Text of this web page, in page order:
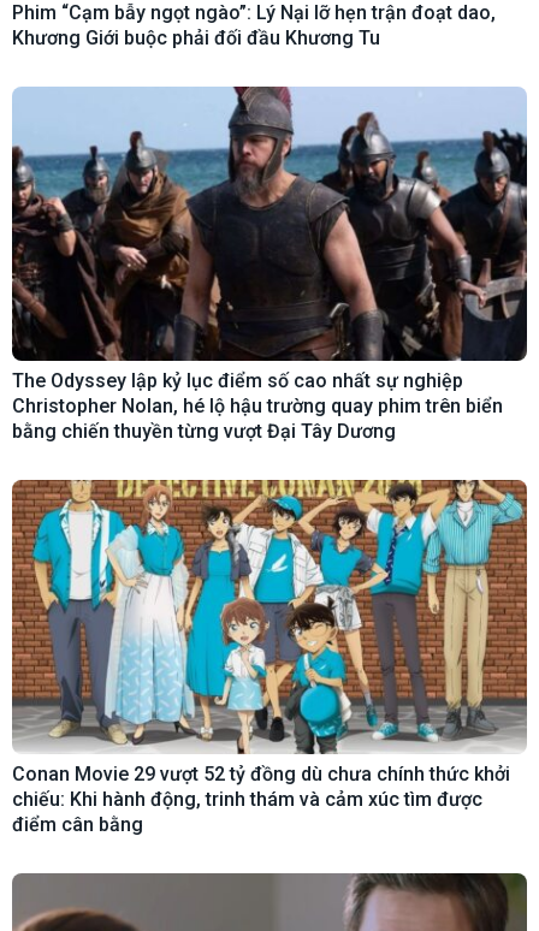
Phim “Cạm bẫy ngọt ngào”: Lý Nại lỡ hẹn trận đoạt dao,
Khương Giới buộc phải đối đầu Khương Tu
The Odyssey lập kỷ lục điểm số cao nhất sự nghiệp
Christopher Nolan, hé lộ hậu trường quay phim trên biển
bằng chiến thuyền từng vượt Đại Tây Dương
Conan Movie 29 vượt 52 tỷ đồng dù chưa chính thức khởi
chiếu: Khi hành động, trinh thám và cảm xúc tìm được
điểm cân bằng